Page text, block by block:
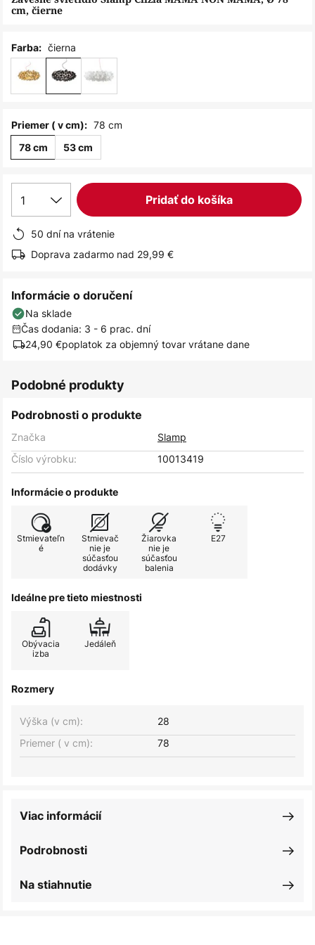
cm, čierne
Farba: čierna
Priemer ( v cm): 78 cm
78 cm 53 cm
1 Pridať do košíka
50 dní na vrátenie
Doprava zadarmo nad 29,99 €
Informácie o doručení
Na sklade
Čas dodania: 3 - 6 prac. dní
24,90 €poplatok za objemný tovar vrátane dane
Podobné produkty
Podrobnosti o produkte
Značka
Slamp
Číslo výrobku:
10013419
Informácie o produkte
Stmievateľn
é
Stmievač
nie je
súčasťou
dodávky
Žiarovka
nie je
súčasťou
balenia
E27
Ideálne pre tieto miestnosti
Obývacia
izba
Jedáleň
Rozmery
Výška (v cm):
28
Priemer ( v cm):
78
Podrobnosti
Viac informácií
Na stiahnutie